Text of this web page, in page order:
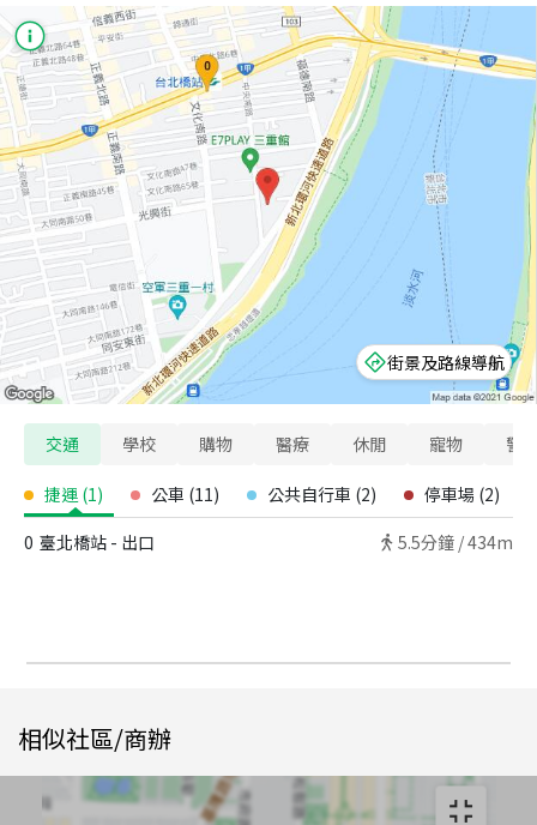
街景及路線導航
交通 學校 購物 醫療 休閒 寵物 警
捷運 (1) 公車 (11) 公共自行車 (2) 停車場 (2)
0 臺北橋站 - 出口 5.5分鐘 /434m
相似社區/商辦